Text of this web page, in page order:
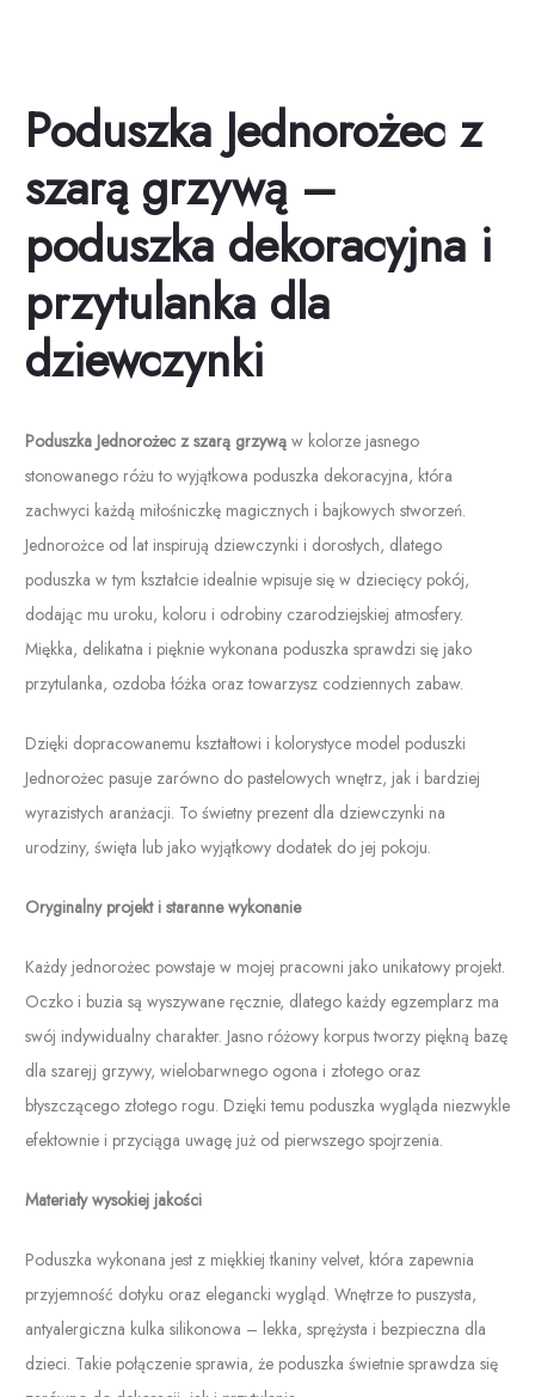
Poduszka Jednorożec z
szarą grzywą –
poduszka dekoracyjna i
przytulanka dla
dziewczynki
Poduszka Jednorożec z szarą grzywą w kolorze jasnego
stonowanego różu to wyjątkowa poduszka dekoracyjna, która
zachwyci każdą miłośniczkę magicznych i bajkowych stworzeń.
Jednorożce od lat inspirują dziewczynki i dorosłych, dlatego
poduszka w tym kształcie idealnie wpisuje się w dziecięcy pokój,
dodając mu uroku, koloru i odrobiny czarodziejskiej atmosfery.
Miękka, delikatna i pięknie wykonana poduszka sprawdzi się jako
przytulanka, ozdoba łóżka oraz towarzysz codziennych zabaw.
Dzięki dopracowanemu kształtowi i kolorystyce model poduszki
Jednorożec pasuje zarówno do pastelowych wnętrz, jak i bardziej
wyrazistych aranżacji. To świetny prezent dla dziewczynki na
urodziny, święta lub jako wyjątkowy dodatek do jej pokoju.
Oryginalny projekt i staranne wykonanie
Każdy jednorożec powstaje w mojej pracowni jako unikatowy projekt.
Oczko i buzia są wyszywane ręcznie, dlatego każdy egzemplarz ma
swój indywidualny charakter. Jasno różowy korpus tworzy piękną bazę
dla szarejj grzywy, wielobarwnego ogona i złotego oraz
błyszczącego złotego rogu. Dzięki temu poduszka wygląda niezwykle
efektownie i przyciąga uwagę już od pierwszego spojrzenia.
Materiały wysokiej jakości
Poduszka wykonana jest z miękkiej tkaniny velvet, która zapewnia
przyjemność dotyku oraz elegancki wygląd. Wnętrze to puszysta,
antyalergiczna kulka silikonowa – lekka, sprężysta i bezpieczna dla
dzieci. Takie połączenie sprawia, że poduszka świetnie sprawdza się